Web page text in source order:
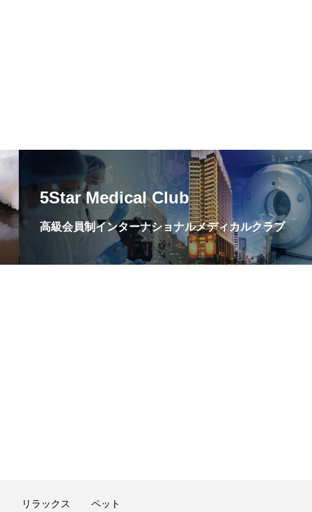
5Star Medical Club
高級会員制インターナショナルメディカルクラブ
リラックス ペット